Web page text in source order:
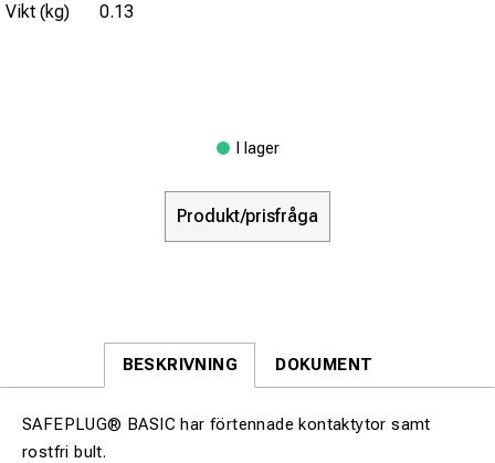
Vikt (kg)
0.13
I lager
Produkt/prisfråga
BESKRIVNING DOKUMENT
SAFEPLUG® BASIC har förtennade kontaktytor samt
rostfri bult.